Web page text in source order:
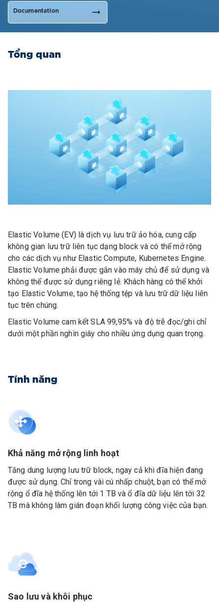
Documentation
Tổng quan
Elastic Volume (EV) là dịch vụ lưu trữ ảo hóa, cung cấp
không gian lưu trữ liên tục dạng block và có thể mở rộng
cho các dịch vụ như Elastic Compute, Kubernetes Engine.
Elastic Volume phải được gắn vào máy chủ để sử dụng và
không thể được sử dụng riêng lẻ. Khách hàng có thể khởi
tạo Elastic Volume, tạo hệ thống tệp và lưu trữ dữ liệu liên
tục trên chúng.
Elastic Volume cam kết SLA 99,95% và độ trễ đọc/ghi chỉ
dưới một phần nghìn giây cho nhiều ứng dụng quan trọng.
Tính năng
Khả năng mở rộng linh hoạt
Tăng dung lượng lưu trữ block, ngay cả khi đĩa hiện đang
được sử dụng. Chỉ trong vài cú nhấp chuột, bạn có thể mở
rộng ổ đĩa hệ thống lên tới 1 TB và ổ đĩa dữ liệu lên tới 32
TB mà không làm gián đoạn khối lượng công việc của bạn.
Sao lưu và khôi phục